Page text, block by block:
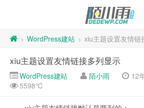
> WordPress建站 > xiu主题设置友情链
xiu主题设置友情链接多列显示
WordPress建站 陌小雨
12
5598℃